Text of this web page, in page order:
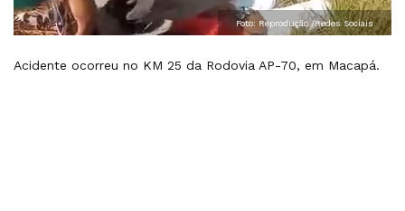
Foto: Reprodução /Redes Sociais
Acidente ocorreu no KM 25 da Rodovia AP-70, em Macapá.